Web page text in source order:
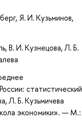
Я. И. Кузьминов,
В. И. Кузнецова, Л. Б.
статистический
Л. Б. Кузьмичева
экономики». — М.: